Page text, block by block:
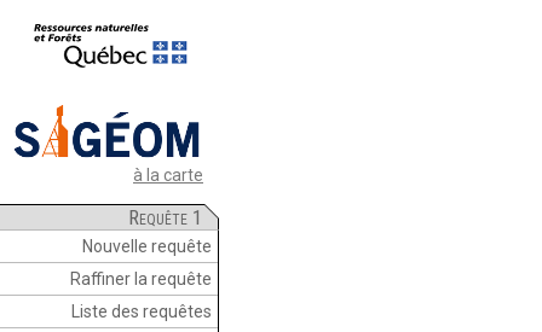
à la carte
Requête 1
Nouvelle requête
Raffiner la requête
Liste des requêtes